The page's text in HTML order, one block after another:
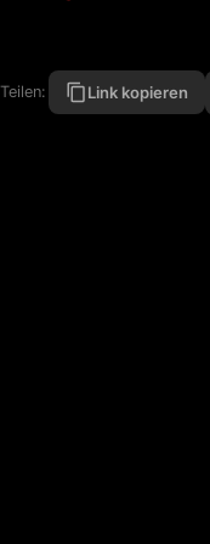
Teilen: Link kopieren